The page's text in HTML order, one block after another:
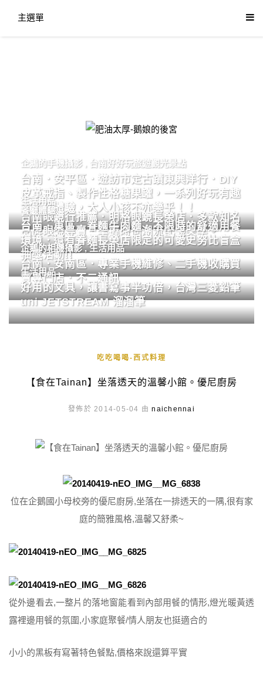
主選單
肥油太厚-鵝娘的後宮
企鵝的手機攝影 台南好好玩旅遊觀光景點
台南．安平區．遊訪市定古蹟東興洋行．DIY
皮革戒指、製作性格糖果罐，一系列好玩有趣
的手作體驗，大人小孩不亦樂乎！！
生活用品
台南眼鏡行推薦．明格眼鏡長榮店．多款知名
品牌眼鏡專賣．掌握時尚潮流配鏡美學。
餐廳體驗
台南．東區．眷麵牛肉麵．不限時的舒適用餐
環境．還有眷麵長榮店限定的可愛史努比盲盒
抽獎活動!!
企鵝的相機攝影,生活用品
台南．安南區．專業手機維修、二手機收購買
賣專門店．不二通訊
生活用品
好用的文具，讓書寫事半功倍，台灣三菱鉛筆
uni JETSTREAM 溜溜筆
吃吃喝喝-西式料理
【食在Tainan】坐落透天的溫馨小館。優尼廚房
發佈於 2014-05-04 由naichennai
位在企鵝國小母校旁的優尼廚房,坐落在一排透天的一隅,很有家
庭的簡雅風格,溫馨又舒柔~
從外邊看去,一整片的落地窗能看到內部用餐的情形,燈光暖黃透
露裡邊用餐的氛圍,小家庭聚餐/情人朋友也挺適合的
小小的黑板有寫著特色餐點,價格來說還算平實